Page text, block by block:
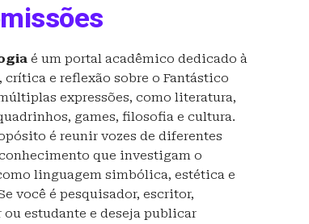
é um portal acadêmico dedicado à
crítica e reflexão sobre o Fantástico
expressões, como literatura,
games, filosofia e cultura.
é reunir vozes de diferentes
que investigam o
linguagem simbólica, estética e
você é pesquisador, escritor,
ou estudante e deseja publicar